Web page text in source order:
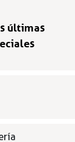
últimas